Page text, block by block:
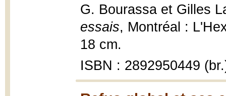
G. Bourassa et Gilles
essais, Montréal :
18 cm.
ISBN : 2892950449